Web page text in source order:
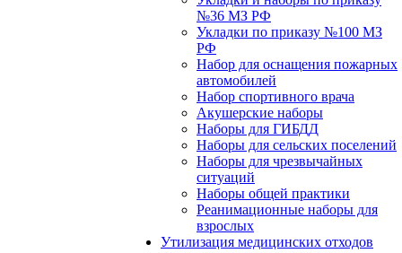
№36 МЗ РФ
Укладки по приказу №100 МЗ
РФ
Набор для оснащения пожарных
автомобилей
Набор спортивного врача
Акушерские наборы
Наборы для ГИБДД
Наборы для сельских поселений
Наборы для чрезвычайных
ситуаций
Наборы общей практики
Реанимационные наборы для
взрослых
Утилизация медицинских отходов